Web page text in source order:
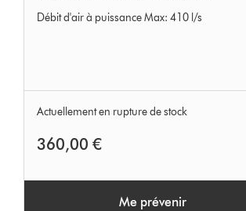
Débit d'air à puissance Max: 410 l/s
Actuellement en rupture de stock
360,00 €
Me prévenir